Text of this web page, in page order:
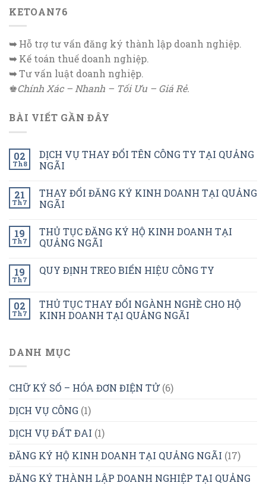
KETOAN76
➥Hỗ trợ tư vấn đăng ký thành lập doanh nghiệp.
➥Kế toán thuế doanh nghiệp.
➥Tư vấn luật doanh nghiệp.
♚Chính Xác – Nhanh – Tối Ưu – Giá Rẻ.
BÀI VIẾT GẦN ĐÂY
02
Th8
DỊCH VỤ THAY ĐỔI TÊN CÔNG TY TẠI QUẢNG
NGÃI
21
Th7
THAY ĐỔI ĐĂNG KÝ KINH DOANH TẠI QUẢNG
NGÃI
19
Th7
THỦ TỤC ĐĂNG KÝ HỘ KINH DOANH TẠI
QUẢNG NGÃI
19
Th7
QUY ĐỊNH TREO BIỂN HIỆU CÔNG TY
02
Th7
THỦ TỤC THAY ĐỔI NGÀNH NGHỀ CHO HỘ
KINH DOANH TẠI QUẢNG NGÃI
DANH MỤC
CHỮ KÝ SỐ – HÓA ĐƠN ĐIỆN TỬ(6)
DỊCH VỤ CÔNG (1)
DỊCH VỤ ĐẤT ĐAI (1)
ĐĂNG KÝ HỘ KINH DOANH TẠI QUẢNG NGÃI (17)
ĐĂNG KÝ THÀNH LẬP DOANH NGHIỆP TẠI QUẢNG